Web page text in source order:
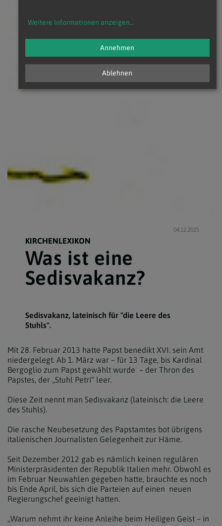
04.12.2025
KIRCHENLEXIKON
Was ist eine
Sedisvakanz?
Sedisvakanz, lateinisch für "die Leere des
Stuhls".
Mit 28. Februar 2013 hatte Papst benedikt XVI. sein Amt
niedergelegt. Ab 1. März war – für 13 Tage, bis Kardinal
Bergoglio zum Papst gewählt wurde – der Thron des
Papstes, der „Stuhl Petri“ leer.
Diese Zeit nennt man Sedisvakanz (lateinisch: die Leere
des Stuhls).
Die rasche Neubesetzung des Papstamtes bot übrigens
italienischen Journalisten Gelegenheit zur Häme.
Seit Dezember 2012 gab es nämlich keinen regulären
Ministerpräsidenten der Republik Italien mehr. Obwohl es
im Februar Neuwahlen gegeben hatte, brauchte es noch
bis Ende April, bis sich die Parteien auf einen neuen
Regierungschef geeinigt hatten.
„Warum nehmt ihr keine Anleihe beim Heiligen Geist – in
Weitere Informationen anzeigen...
Ablehnen
Annehmen